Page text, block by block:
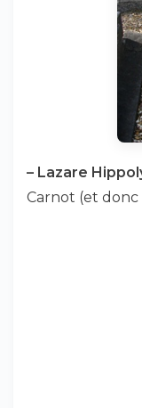
– Lazare
Carnot (et donc